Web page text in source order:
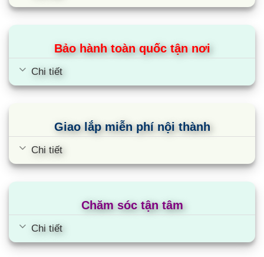
Bảo hành toàn quốc tận nơi
Chi tiết
Giao lắp miễn phí nội thành
Chi tiết
Chăm sóc tận tâm
Chi tiết